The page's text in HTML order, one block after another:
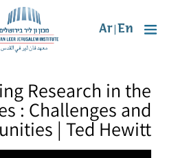
En
Ar
Research in the
: Challenges and
| Ted Hewitt